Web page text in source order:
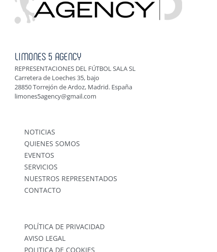
LIMONES 5 AGENCY
REPRESENTACIONES DEL FÚTBOL SALA SL
Carretera de Loeches 35, bajo
28850 Torrejón de Ardoz, Madrid. España
limones5agency@gmail.com
NOTICIAS
QUIENES SOMOS
EVENTOS
SERVICIOS
NUESTROS REPRESENTADOS
CONTACTO
POLÍTICA DE PRIVACIDAD
AVISO LEGAL
POLITICA DE COOKIES